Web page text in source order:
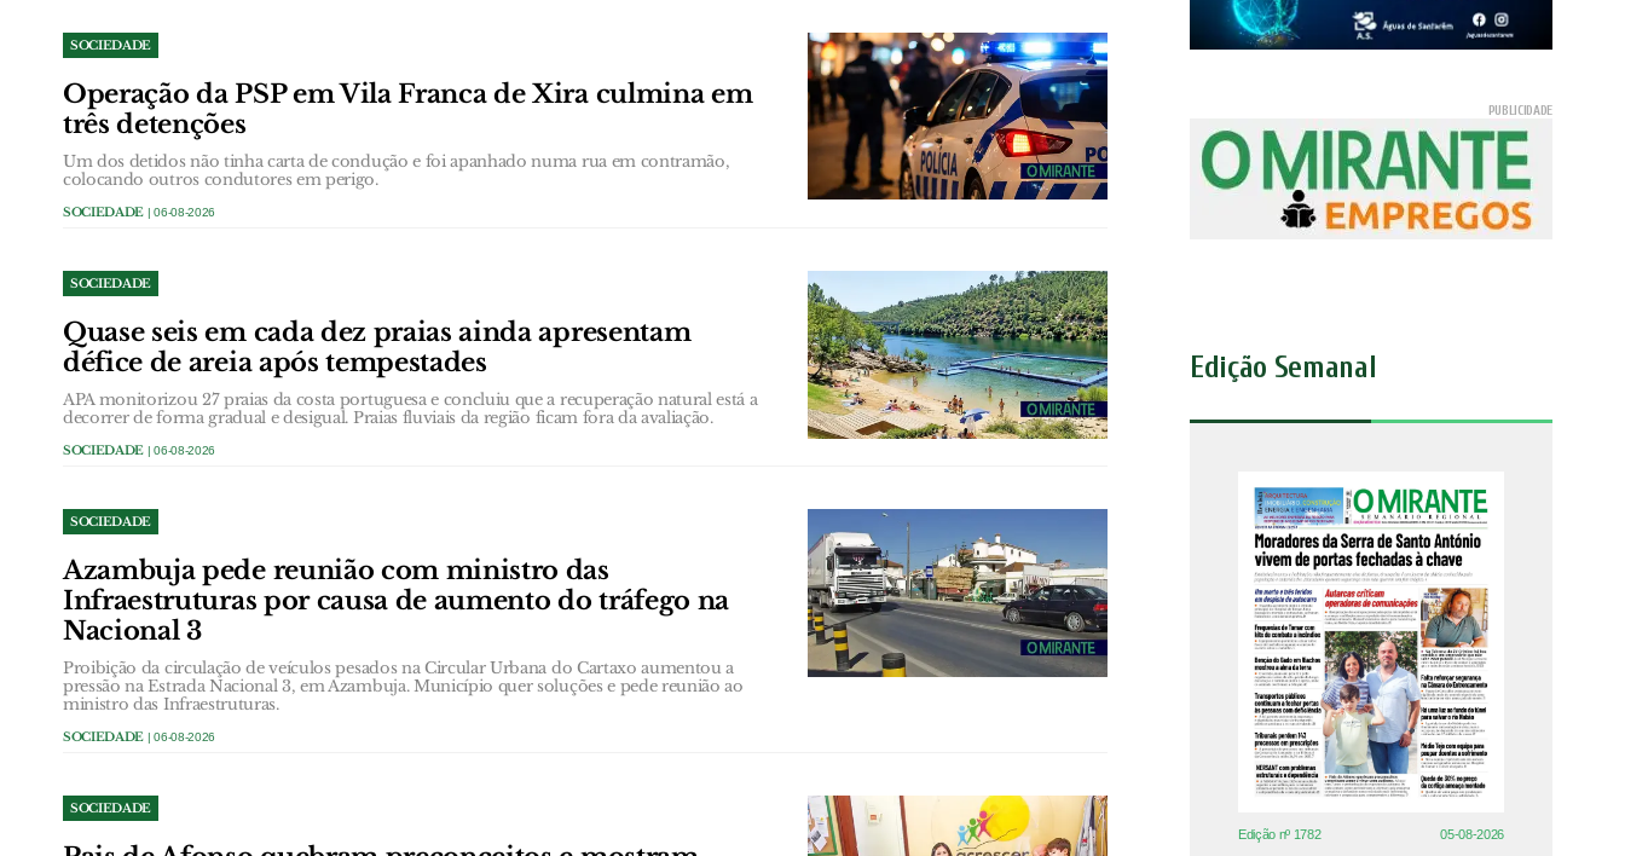
SOCIEDADE
Operação da PSP em Vila Franca de Xira culmina em
três detenções
Um dos detidos não tinha carta de condução e foi apanhado numa rua em contramão,
colocando outros condutores em perigo.
SOCIEDADE | 06-08-2026
SOCIEDADE
Quase seis em cada dez praias ainda apresentam
défice de areia após tempestades
APA monitorizou 27 praias da costa portuguesa e concluiu que a recuperação natural está a
decorrer de forma gradual e desigual. Praias fluviais da região ficam fora da avaliação.
SOCIEDADE | 06-08-2026
SOCIEDADE
Azambuja pede reunião com ministro das
Infraestruturas por causa de aumento do tráfego na
Nacional 3
Proibição da circulação de veículos pesados na Circular Urbana do Cartaxo aumentou a
pressão na Estrada Nacional 3, em Azambuja. Município quer soluções e pede reunião ao
ministro das Infraestruturas.
SOCIEDADE | 06-08-2026
SOCIEDADE
Edição Semanal
Edição nº 1782 05-08-2026